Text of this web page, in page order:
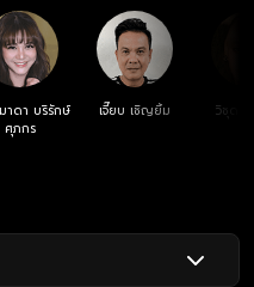
ดา บริรักษ์
ศุภกร
เจี๊ยบ เชิญยิ้ม วิชุดา